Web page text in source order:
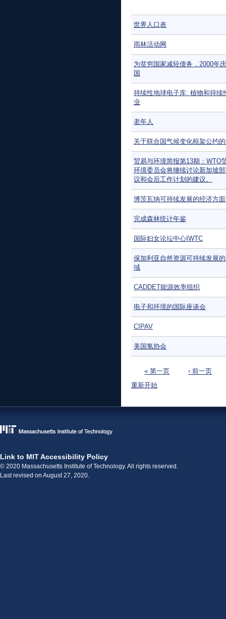
世界人口表
雨林活动网
为贫穷国家减轻债务，2000年
国
持续性地球电子库: 植物和持续
业
老年人
关于联合国气候变化框架公约
贸易与环境简报第13期：WTO
环境委员会将继续讨论新加坡
议和会后工作计划的建议。
博茨瓦纳可持续发展的经济方面
完成森林统计年鉴
国际妇女论坛中心IWTC
保加利亚自然资源可持续发展
域
CADDET能源效率组织
电子和环境的国际座谈会
CIPAV
美国氢协会
« 第一页
‹ 前一页
重新开始
Link to MIT Accessibility Policy
© 2020 Massachusetts Institute of Technology. All rights reserved.
Last revised on August 27, 2020.